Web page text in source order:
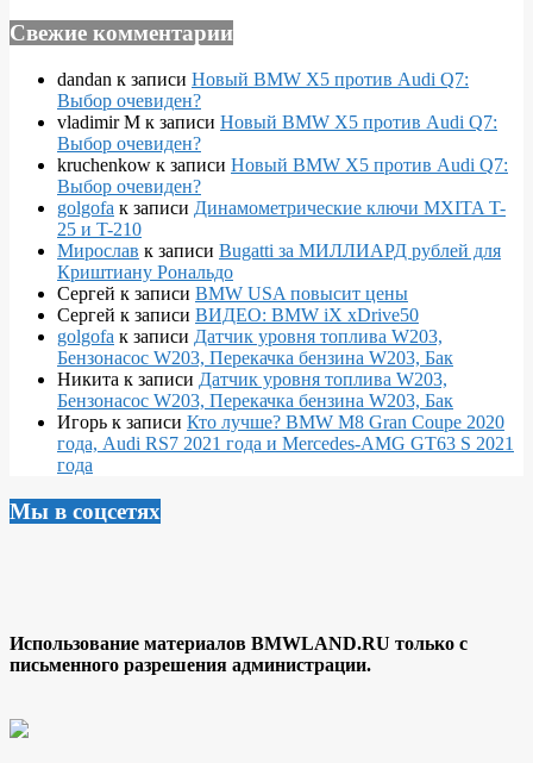
Свежие комментарии
dandan к записи Новый BMW X5 против Audi Q7:
Выбор очевиден?
vladimir M к записи Новый BMW X5 против Audi Q7:
Выбор очевиден?
kruchenkow к записи Новый BMW X5 против Audi Q7:
Выбор очевиден?
golgofa к записи Динамометрические ключи MXITA T-
25 и T-210
Мирослав к записи Bugatti за МИЛЛИАРД рублей для
Криштиану Рональдо
Сергей к записи BMW USA повысит цены
Сергей к записи ВИДЕО: BMW iX xDrive50
golgofa к записи Датчик уровня топлива W203,
Бензонасос W203, Перекачка бензина W203, Бак
Никита к записи Датчик уровня топлива W203,
Бензонасос W203, Перекачка бензина W203, Бак
Игорь к записи Кто лучше? BMW M8 Gran Coupe 2020
года, Audi RS7 2021 года и Mercedes-AMG GT63 S 2021
года
Мы в соцсетях
Использование материалов BMWLAND.RU только с
письменного разрешения администрации.